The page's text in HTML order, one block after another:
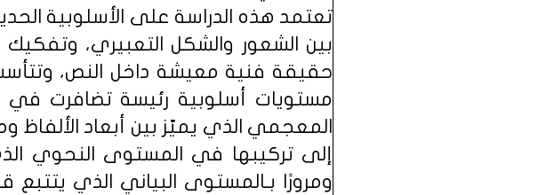
تعتمد هذه الدراسة على الأسلوبية
بين الشعور والشكل التعبيري، وتفكيك
حقيقة فنية معيشة داخل النص،
مستويات أسلوبية رئيسة تضافرت في
المعجمي الذي يميّز بين أبعاد الألفاظ
إلى تركيبها في المستوى النحوي
ومرورًا بـالمستوى البياني الذي